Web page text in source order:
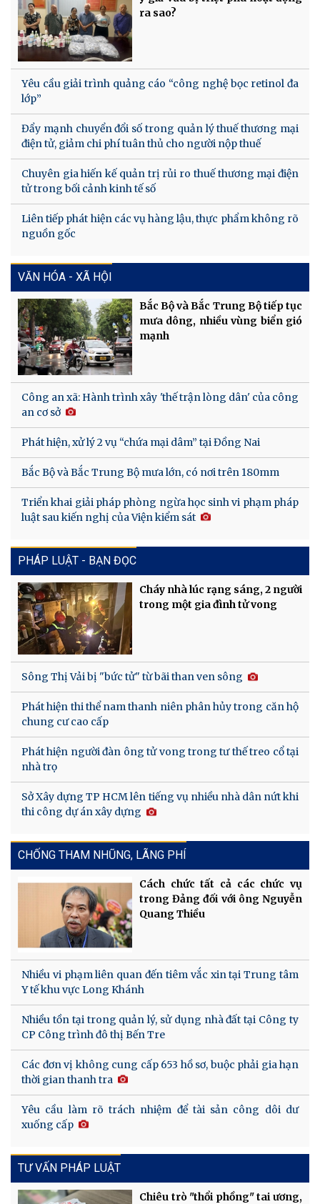
ra sao?
Yêu cầu giải trình quảng cáo “công nghệ bọc retinol đa
lớp”
Đẩy mạnh chuyển đổi số trong quản lý thuế thương mại
điện tử, giảm chi phí tuân thủ cho người nộp thuế
Chuyên gia hiến kế quản trị rủi ro thuế thương mại điện
tử trong bối cảnh kinh tế số
Liên tiếp phát hiện các vụ hàng lậu, thực phẩm không rõ
nguồn gốc
VĂN HÓA - XÃ HỘI
Bắc Bộ và Bắc Trung Bộ tiếp tục
mưa dông, nhiều vùng biển gió
mạnh
Công an xã: Hành trình xây 'thế trận lòng dân' của công
an cơ sở
Phát hiện, xử lý 2 vụ “chứa mại dâm” tại Đồng Nai
Bắc Bộ và Bắc Trung Bộ mưa lớn, có nơi trên 180mm
Triển khai giải pháp phòng ngừa học sinh vi phạm pháp
luật sau kiến nghị của Viện kiểm sát
PHÁP LUẬT - BẠN ĐỌC
Cháy nhà lúc rạng sáng, 2 người
trong một gia đình tử vong
Sông Thị Vải bị "bức tử" từ bãi than ven sông
Phát hiện thi thể nam thanh niên phân hủy trong căn hộ
chung cư cao cấp
Phát hiện người đàn ông tử vong trong tư thế treo cổ tại
nhà trọ
Sở Xây dựng TP HCM lên tiếng vụ nhiều nhà dân nứt khi
thi công dự án xây dựng
CHỐNG THAM NHŨNG, LÃNG PHÍ
Cách chức tất cả các chức vụ
trong Đảng đối với ông Nguyễn
Quang Thiều
Nhiều vi phạm liên quan đến tiêm vắc xin tại Trung tâm
Y tế khu vực Long Khánh
Nhiều tồn tại trong quản lý, sử dụng nhà đất tại Công ty
CP Công trình đô thị Bến Tre
Các đơn vị không cung cấp 653 hồ sơ, buộc phải gia hạn
thời gian thanh tra
Yêu cầu làm rõ trách nhiệm để tài sản công dôi dư
xuống cấp
TƯ VẤN PHÁP LUẬT
Chiêu trò "thổi phồng" tai ương,